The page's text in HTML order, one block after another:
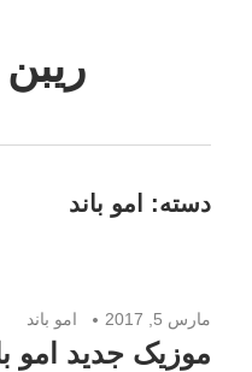
mp3
دسته: امو باند
مارس 5, 2017 امو باند
موزیک جدید